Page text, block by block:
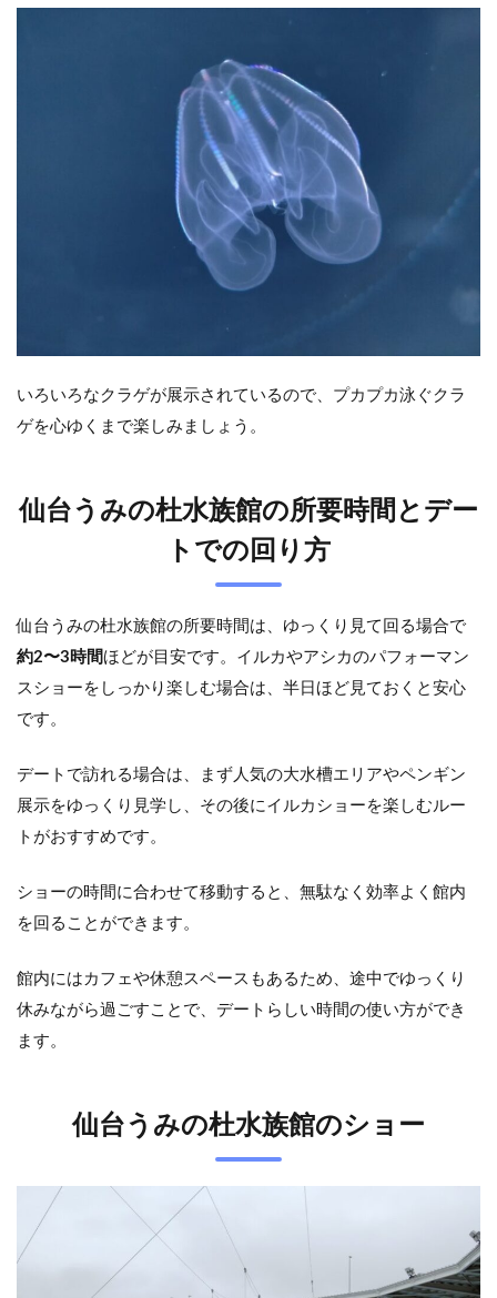
いろいろなクラゲが展示されているので、プカプカ泳ぐクラ
ゲを心ゆくまで楽しみましょう。
仙台うみの杜水族館の所要時間とデー
トでの回り方
仙台うみの杜水族館の所要時間は、ゆっくり見て回る場合で
約2〜3時間ほどが目安です。イルカやアシカのパフォーマン
スショーをしっかり楽しむ場合は、半日ほど見ておくと安心
です。
デートで訪れる場合は、まず人気の大水槽エリアやペンギン
展示をゆっくり見学し、その後にイルカショーを楽しむルー
トがおすすめです。
ショーの時間に合わせて移動すると、無駄なく効率よく館内
を回ることができます。
館内にはカフェや休憩スペースもあるため、途中でゆっくり
休みながら過ごすことで、デートらしい時間の使い方ができ
ます。
仙台うみの杜水族館のショー